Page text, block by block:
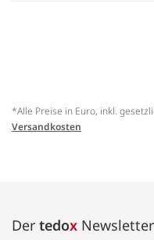
*Alle Preise in Euro, inkl.
Versandkosten
Der tedox Newsletter